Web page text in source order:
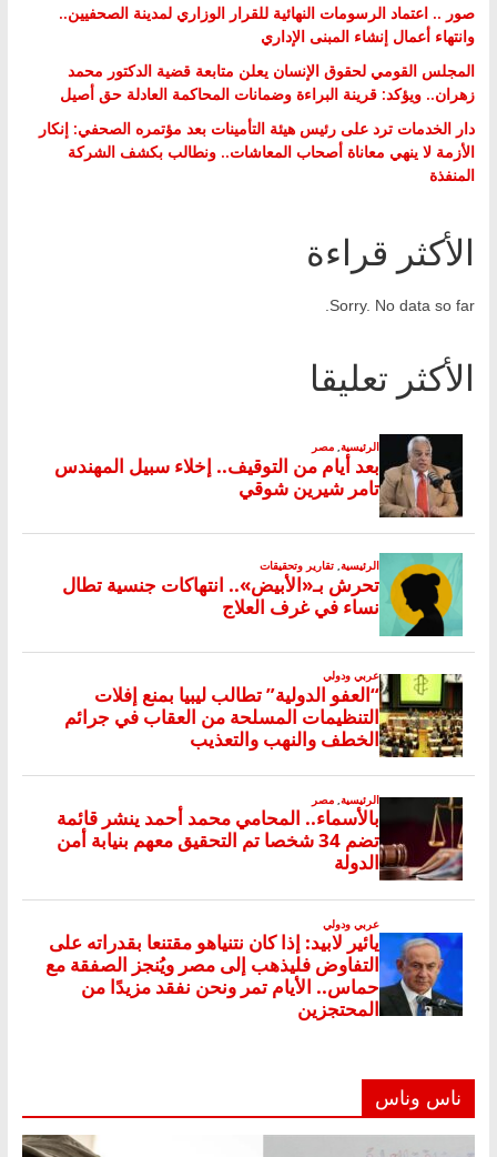
صور .. اعتماد الرسومات النهائية للقرار الوزاري لمدينة الصحفيين..
وانتهاء أعمال إنشاء المبنى الإداري
المجلس القومي لحقوق الإنسان يعلن متابعة قضية الدكتور محمد
زهران.. ويؤكد: قرينة البراءة وضمانات المحاكمة العادلة حق أصيل
دار الخدمات ترد على رئيس هيئة التأمينات بعد مؤتمره الصحفي: إنكار
الأزمة لا ينهي معاناة أصحاب المعاشات.. ونطالب بكشف الشركة
المنفذة
الأكثر قراءة
Sorry. No data so far.
الأكثر تعليقا
ناس وناس